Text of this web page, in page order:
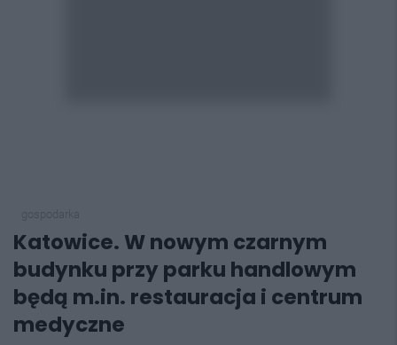
Katowice. W nowym czarnym
budynku przy parku handlowym
będą m.in. restauracja i centrum
medyczne